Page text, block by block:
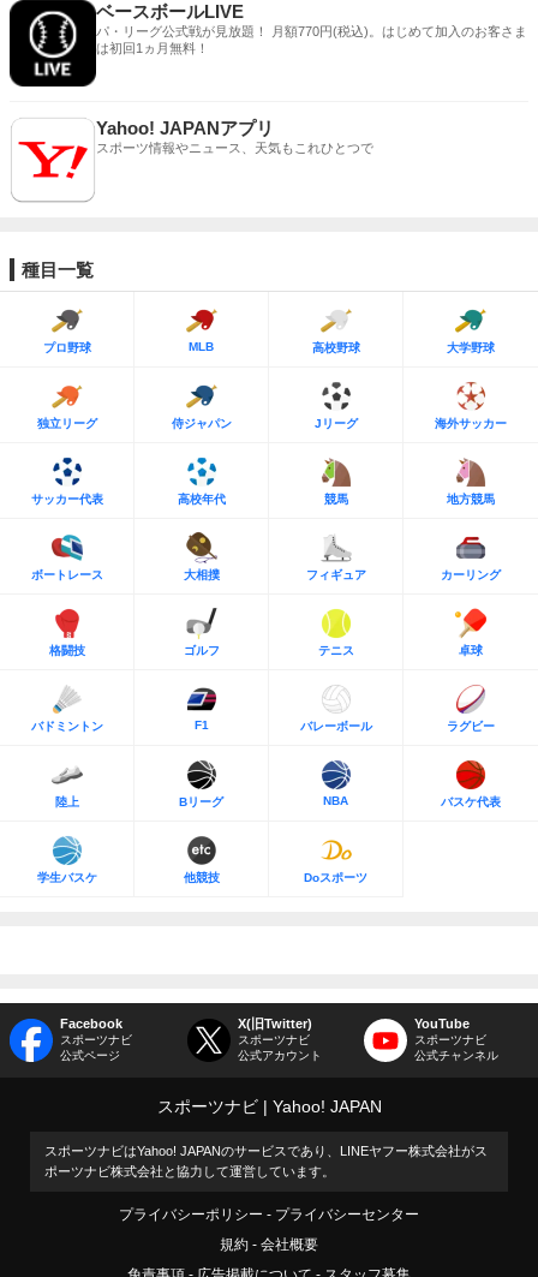
ベースボールLIVE
パ・リーグ公式戦が見放題！ 月額770円(税込)。はじめて加入のお客さま
は初回1ヵ月無料！
Yahoo! JAPANアプリ
スポーツ情報やニュース、天気もこれひとつで
種目一覧
プロ野球 MLB 高校野球 大学野球
独立リーグ 侍ジャパン Jリーグ 海外サッカー
サッカー代表 高校年代 競馬 地方競馬
ボートレース 大相撲 フィギュア カーリング
格闘技 ゴルフ テニス 卓球
バドミントン F1 バレーボール ラグビー
陸上 Bリーグ NBA バスケ代表
学生バスケ 他競技 Doスポーツ
Facebook
スポーツナビ
公式ページ
X(旧Twitter)
スポーツナビ
公式アカウント
YouTube
スポーツナビ
公式チャンネル
スポーツナビ Yahoo! JAPAN
スポーツナビはYahoo! JAPANのサービスであり、LINEヤフー株式会社がス
ポーツナビ株式会社と協力して運営しています。
プライバシーポリシー
プライバシーセンター
規約
会社概要